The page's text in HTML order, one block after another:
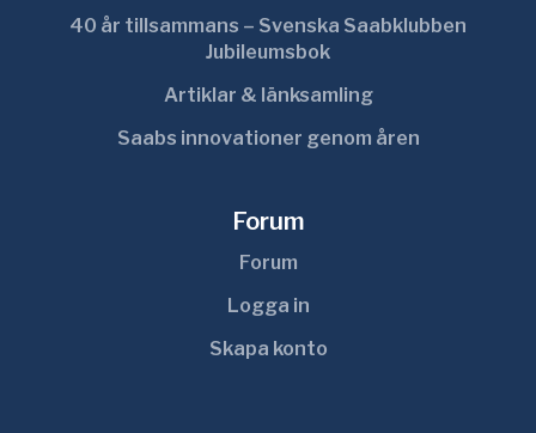
40 år tillsammans – Svenska Saabklubben
Jubileumsbok
Artiklar & länksamling
Saabs innovationer genom åren
Forum
Forum
Logga in
Skapa konto